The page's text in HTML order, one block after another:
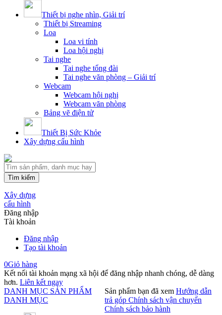
Thiết bị nghe nhìn, Giải trí
Thiết bị Streaming
Loa
Loa vi tính
Loa hội nghị
Tai nghe
Tai nghe tổng đài
Tai nghe văn phòng – Giải trí
Webcam
Webcam hội nghị
Webcam văn phòng
Bảng vẽ điện tử
Thiết Bị Sức Khỏe
Xây dựng cấu hình
Tìm kiếm
Xây dựng
cấu hình
Đăng nhập
Tài khoản
Đăng nhập
Tạo tài khoản
0Giỏ hàng
Kết nối tài khoản mạng xã hội để đăng nhập nhanh chóng, dễ dàng
hơn. Liên kết ngay
DANH MỤC SẢN PHẨM
DANH MỤC
Sản phẩm bạn đã xem Hướng dẫn
trả góp Chính sách vận chuyển
Chính sách bảo hành